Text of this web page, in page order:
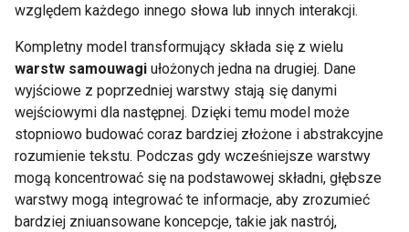
względem każdego innego słowa lub innych interakcji.
Kompletny model transformujący składa się z wielu
warstw samouwagi ułożonych jedna na drugiej. Dane
wyjściowe z poprzedniej warstwy stają się danymi
wejściowymi dla następnej. Dzięki temu model może
stopniowo budować coraz bardziej złożone i abstrakcyjne
rozumienie tekstu. Podczas gdy wcześniejsze warstwy
mogą koncentrować się na podstawowej składni, głębsze
warstwy mogą integrować te informacje, aby zrozumieć
bardziej zniuansowane koncepcje, takie jak nastrój,